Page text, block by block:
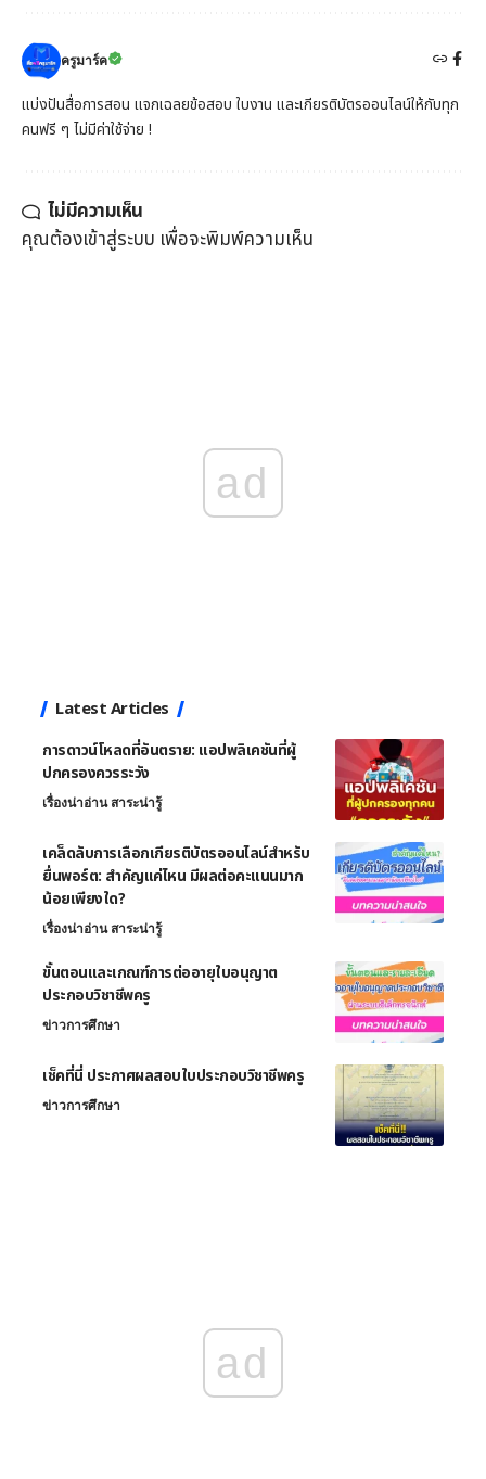
ครูมาร์ค
แบ่งปันสื่อการสอน แจกเฉลยข้อสอบ ใบงาน และเกียรติบัตรออนไลน์ให้กับทุก
คนฟรี ๆ ไม่มีค่าใช้จ่าย !
ไม่มีความเห็น
คุณต้องเข้าสู่ระบบ เพื่อจะพิมพ์ความเห็น
ad
Latest Articles
การดาวน์โหลดที่อันตราย: แอปพลิเคชันที่ผู้
ปกครองควรระวัง
เรื่องน่าอ่าน สาระน่ารู้
เคล็ดลับการเลือกเกียรติบัตรออนไลน์สำหรับ
ยื่นพอร์ต: สำคัญแค่ไหน มีผลต่อคะแนนมาก
น้อยเพียงใด?
เรื่องน่าอ่าน สาระน่ารู้
ขั้นตอนและเกณฑ์การต่ออายุใบอนุญาต
ประกอบวิชาชีพครู
ข่าวการศึกษา
เช็คที่นี่ ประกาศผลสอบใบประกอบวิชาชีพครู
ข่าวการศึกษา
ad